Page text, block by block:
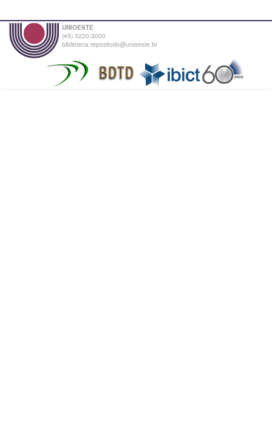
UNIOESTE
(45) 3220-3000
biblioteca.repositorio@unioeste.br